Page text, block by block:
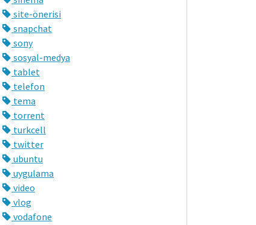
site-önerisi
snapchat
sony
sosyal-medya
tablet
telefon
tema
torrent
turkcell
twitter
ubuntu
uygulama
video
vlog
vodafone